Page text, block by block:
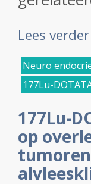
Lees
Neuro
177Lu-
177Lu-
op